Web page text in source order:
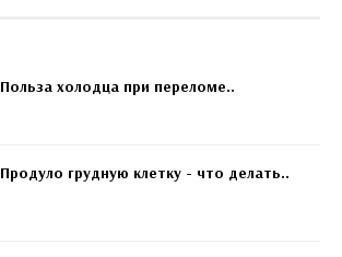
Польза холодца при переломе..
Продуло грудную клетку - что делать..